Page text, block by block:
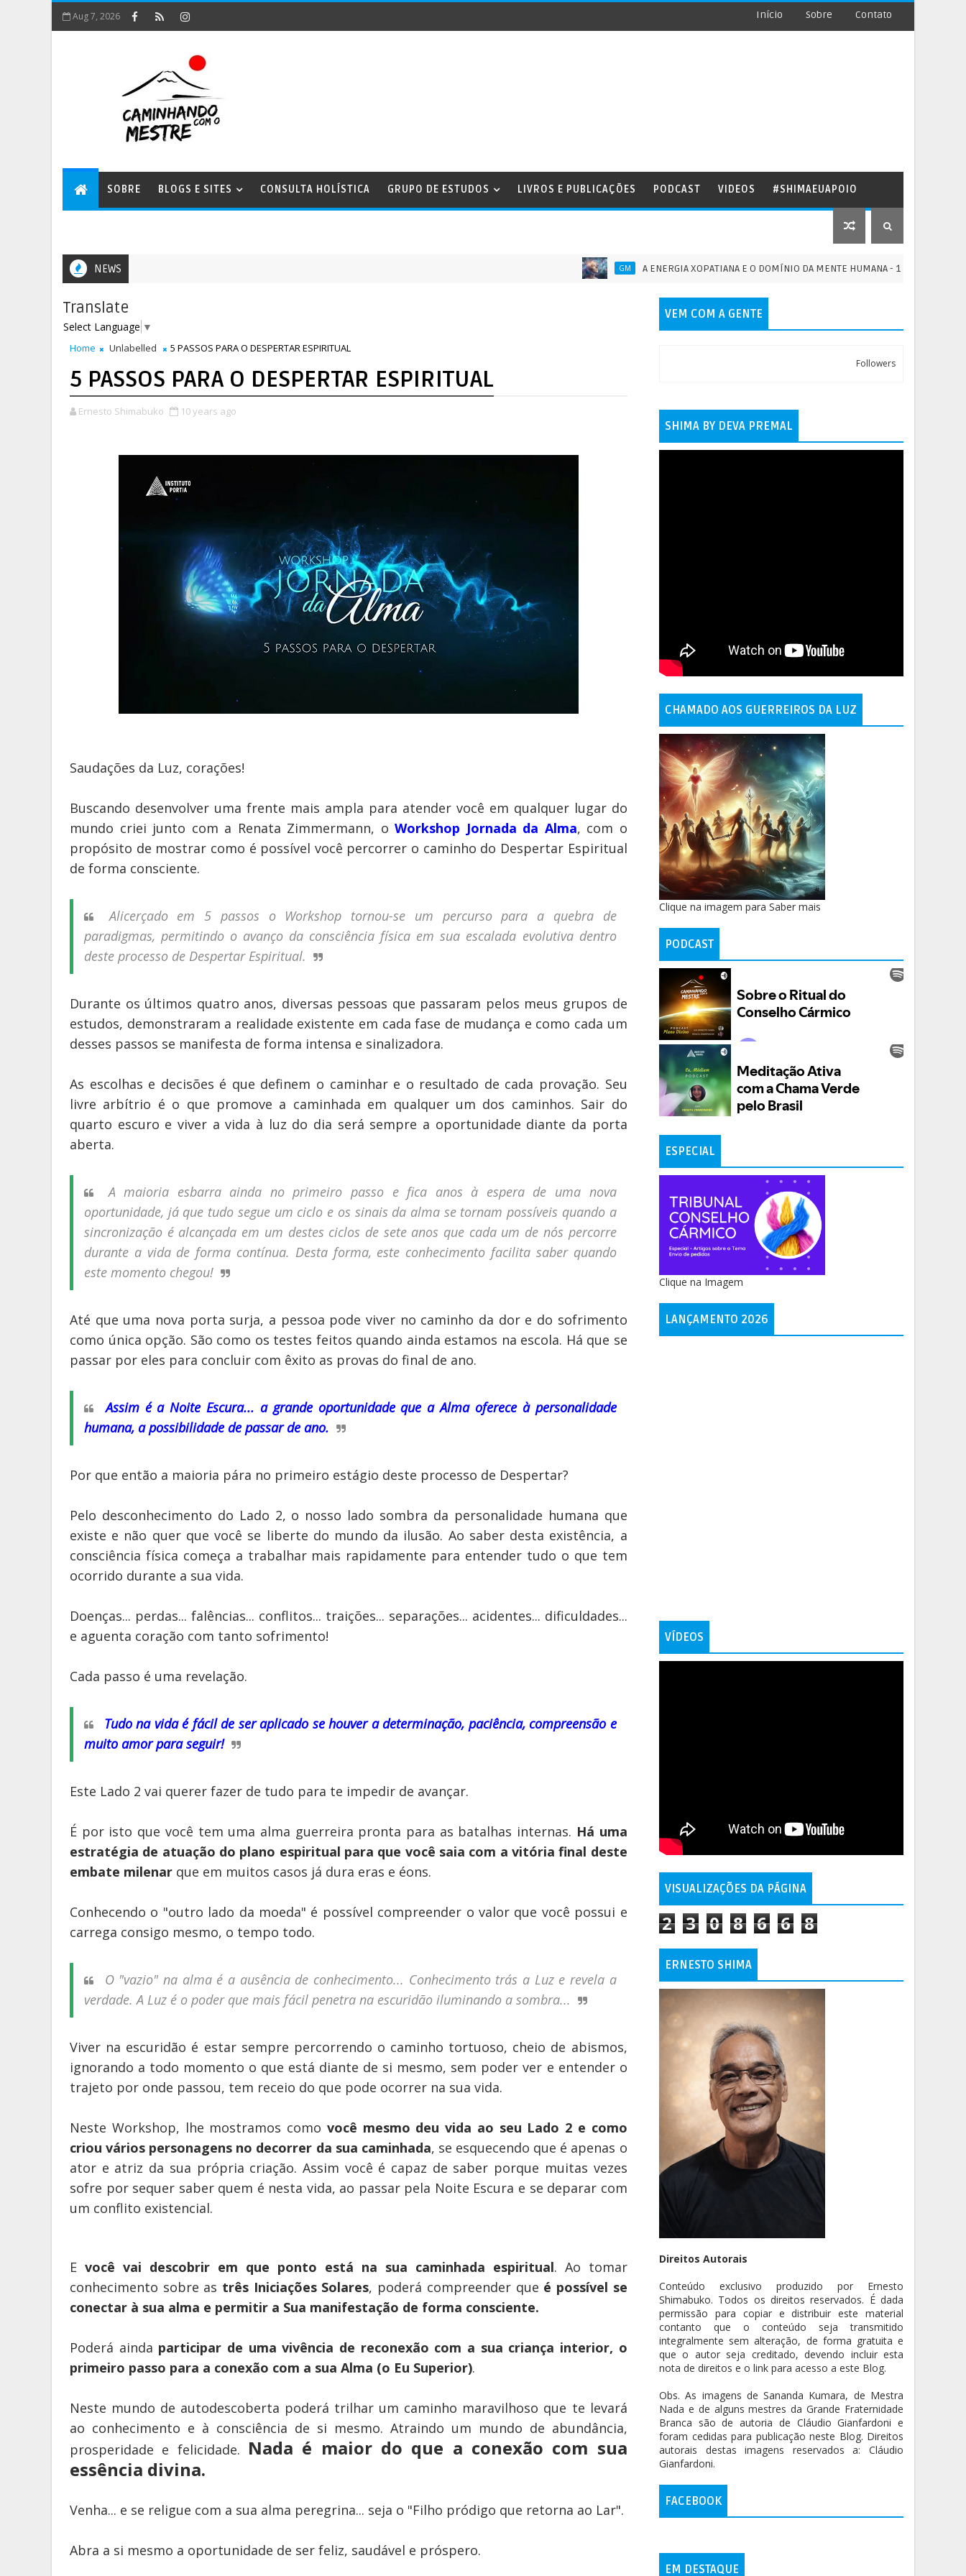
Aug 7, 2026 Início Sobre Contato
SOBRE BLOGS E SITES CONSULTA HOLÍSTICA GRUPO DE ESTUDOS LIVROS E PUBLICAÇÕES PODCAST VIDEOS #SHIMAEUAPOIO
NEWS GM A ENERGIA XOPATIANA E O DOMÍNIO DA MENTE HUMANA - 13/07/2026
Translate
Select Language ▼
Home Unlabelled 5 PASSOS PARA O DESPERTAR ESPIRITUAL
5 PASSOS PARA O DESPERTAR ESPIRITUAL
Ernesto Shimabuko 10 years ago
Saudações da Luz, corações!
Buscando desenvolver uma frente mais ampla para atender você em qualquer lugar do
mundo criei junto com a Renata Zimmermann, oWorkshop Jornada da Alma, com o
propósito de mostrar como é possível você percorrer o caminho do Despertar Espiritual
de forma consciente.
Alicerçado em 5 passos o Workshop tornou-se um percurso para a quebra de
paradigmas, permitindo o avanço da consciência física em sua escalada evolutiva dentro
deste processo de Despertar Espiritual.
Durante os últimos quatro anos, diversas pessoas que passaram pelos meus grupos de
estudos, demonstraram a realidade existente em cada fase de mudança e como cada um
desses passos se manifesta de forma intensa e sinalizadora.
As escolhas e decisões é que definem o caminhar e o resultado de cada provação. Seu
livre arbítrio é o que promove a caminhada em qualquer um dos caminhos. Sair do
quarto escuro e viver a vida à luz do dia será sempre a oportunidade diante da porta
aberta.
A maioria esbarra ainda no primeiro passo e fica anos à espera de uma nova
oportunidade, já que tudo segue um ciclo e os sinais da alma se tornam possíveis quando a
sincronização é alcançada em um destes ciclos de sete anos que cada um de nós percorre
durante a vida de forma contínua. Desta forma, este conhecimento facilita saber quando
este momento chegou!
Até que uma nova porta surja, a pessoa pode viver no caminho da dor e do sofrimento
como única opção. São como os testes feitos quando ainda estamos na escola. Há que se
passar por eles para concluir com êxito as provas do final de ano.
Assim é a Noite Escura... a grande oportunidade que a Alma oferece à personalidade
humana, a possibilidade de passar de ano.
Por que então a maioria pára no primeiro estágio deste processo de Despertar?
Pelo desconhecimento do Lado 2, o nosso lado sombra da personalidade humana que
existe e não quer que você se liberte do mundo da ilusão. Ao saber desta existência, a
consciência física começa a trabalhar mais rapidamente para entender tudo o que tem
ocorrido durante a sua vida.
Doenças... perdas... falências... conflitos... traições... separações... acidentes... dificuldades...
e aguenta coração com tanto sofrimento!
Cada passo é uma revelação.
Tudo na vida é fácil de ser aplicado se houver a determinação, paciência, compreensão e
muito amor para seguir!
Este Lado 2 vai querer fazer de tudo para te impedir de avançar.
É por isto que você tem uma alma guerreira pronta para as batalhas internas. Há uma
estratégia de atuação do plano espiritual para que você saia com a vitória final deste
embate milenar que em muitos casos já dura eras e éons.
Conhecendo o "outro lado da moeda" é possível compreender o valor que você possui e
carrega consigo mesmo, o tempo todo.
O "vazio" na alma é a ausência de conhecimento... Conhecimento trás a Luz e revela a
verdade.A Luz é o poder que mais fácil penetra na escuridão iluminando a sombra...
Viver na escuridão é estar sempre percorrendo o caminho tortuoso, cheio de abismos,
ignorando a todo momento o que está diante de si mesmo, sem poder ver e entender o
trajeto por onde passou, tem receio do que pode ocorrer na sua vida.
Neste Workshop, lhe mostramos como você mesmo deu vida ao seu Lado 2 e como
criou vários personagens no decorrer da sua caminhada, se esquecendo que é apenas o
ator e atriz da sua própria criação. Assim você é capaz de saber porque muitas vezes
sofre por sequer saber quem é nesta vida, ao passar pela Noite Escura e se deparar com
um conflito existencial.
E você vai descobrir em que ponto está na sua caminhada espiritual. Ao tomar
conhecimento sobre as três Iniciações Solares, poderá compreender que é possível se
conectar à sua alma e permitir a Sua manifestação de forma consciente.
Poderá ainda participar de uma vivência de reconexão com a sua criança interior, o
primeiro passo para a conexão com a sua Alma (o Eu Superior).
Neste mundo de autodescoberta poderá trilhar um caminho maravilhoso que te levará
ao conhecimento e à consciência de si mesmo. Atraindo um mundo de abundância,
prosperidade e felicidade. Nada é maior do que a conexão com sua
essência divina.
Venha... e se religue com a sua alma peregrina... seja o "Filho pródigo que retorna ao Lar".
Abra a si mesmo a oportunidade de ser feliz, saudável e próspero.
VEM COM A GENTE
Followers
SHIMA BY DEVA PREMAL
CHAMADO AOS GUERREIROS DA LUZ
Clique na imagem para Saber mais
PODCAST
ESPECIAL
Clique na Imagem
LANÇAMENTO 2026
VÍDEOS
VISUALIZAÇÕES DA PÁGINA
2 3 0 8 6 6 8
ERNESTO SHIMA
Direitos Autorais
Conteúdo exclusivo produzido por Ernesto
Shimabuko. Todos os direitos reservados. É dada
permissão para copiar e distribuir este material
contanto que o conteúdo seja transmitido
integralmente sem alteração, de forma gratuita e
que o autor seja creditado, devendo incluir esta
nota de direitos e o link para acesso a este Blog.
Obs. As imagens de Sananda Kumara, de Mestra
Nada e de alguns mestres da Grande Fraternidade
Branca são de autoria de Cláudio Gianfardoni e
foram cedidas para publicação neste Blog. Direitos
autorais destas imagens reservados a: Cláudio
Gianfardoni.
FACEBOOK
EM DESTAQUE